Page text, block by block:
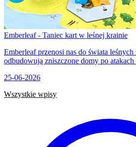
Emberleaf - Taniec kart w leśnej krainie
Emberleaf przenosi nas do świata
odbudowują zniszczone domy po atakach
25-06-2026
Wszystkie wpisy